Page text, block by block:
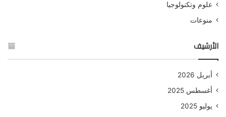
علوم وتكنولوجيا
منوعات
الأرشيف
أبريل 2026
أغسطس 2025
يوليو 2025